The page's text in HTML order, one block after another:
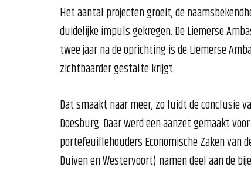
Het aantal projecten groeit, de
duidelijke impuls gekregen. De Liemerse
twee jaar na de oprichting is de Liemerse
zichtbaarder gestalte krijgt.
Dat smaakt naar meer, zo luidt de conclusie
Doesburg. Daar werd een aanzet gemaakt
portefeuillehouders Economische Zaken van
Duiven en Westervoort) namen deel aan de